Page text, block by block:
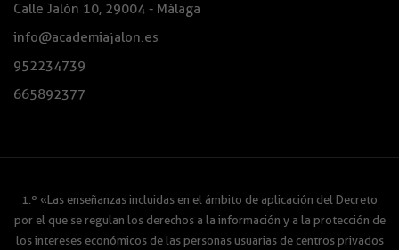
Calle Jalón 10, 29004 - Málaga
info@academiajalon.es
952234739
665892377
1.º «Las enseñanzas incluidas en el ámbito de aplicación del Decreto
por el que se regulan los derechos a la información y a la protección de
los intereses económicos de las personas usuarias de centros privados